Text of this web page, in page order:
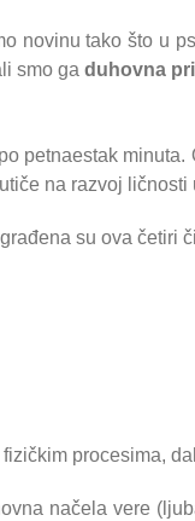
novinu tako što u
smo ga duhovna
petnaestak
na razvoj
su ova četiri
procesima,
načela vere